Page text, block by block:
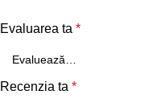
Evaluarea ta *
Recenzia ta *